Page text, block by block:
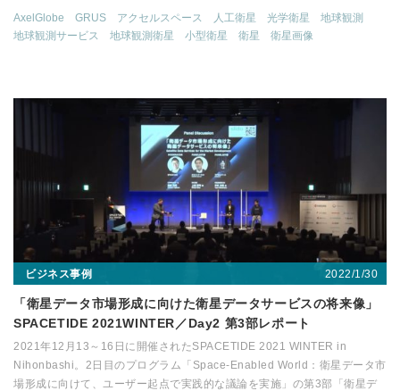
AxelGlobe GRUS アクセルスペース 人工衛星 光学衛星
地球観測
地球観測サービス
地球観測衛星 小型衛星 衛星 衛星画像
ビジネス事例 2022/1/30
「衛星データ市場形成に向けた衛星データサービスの将来像」
SPACETIDE 2021WINTER／Day2 第3部レポート
2021年12月13～16日に開催されたSPACETIDE 2021 WINTER in
Nihonbashi。2日目のプログラム「Space-Enabled World：衛星データ市
場形成に向けて、ユーザー起点で実践的な議論を実施」の第3部「衛星デ